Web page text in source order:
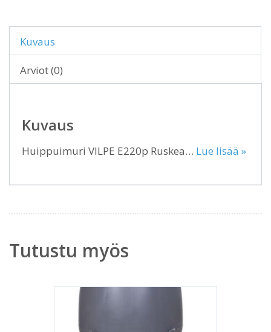
Kuvaus
Arviot (0)
Kuvaus
Huippuimuri VILPE E220p Ruskea… Lue lisää »
Tutustu myös